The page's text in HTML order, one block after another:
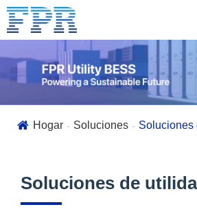
Hogar Soluciones Soluciones
Soluciones de